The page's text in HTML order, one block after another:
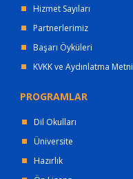
Hizmet Sayıları
Partnerlerimiz
Başarı Öyküleri
KVKK ve Aydınlatma Metni
PROGRAMLAR
Dil Okulları
Üniversite
Hazırlık